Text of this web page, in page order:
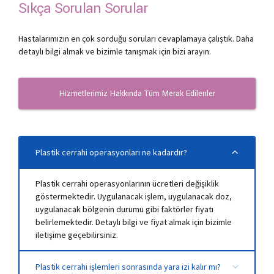
Sıkça Sorulan Sorular
Hastalarımızın en çok sorduğu soruları cevaplamaya çalıştık. Daha
detaylı bilgi almak ve bizimle tanışmak için bizi arayın.
Hizmetlerimiz Hakkında Tüm Merak Edilenler
Plastik cerrahi operasyonları ne kadardır?
Plastik cerrahi operasyonlarının ücretleri değişiklik
göstermektedir. Uygulanacak işlem, uygulanacak doz,
uygulanacak bölgenin durumu gibi faktörler fiyatı
belirlemektedir. Detaylı bilgi ve fiyat almak için bizimle
iletişime geçebilirsiniz.
Plastik cerrahi işlemleri sonrasında yara izi kalır mı?